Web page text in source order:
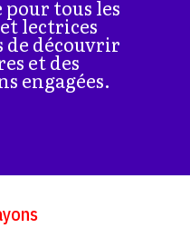
tous les
lectrices
de découvrir
et des
engagées.